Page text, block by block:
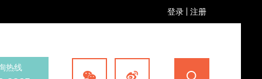
注册
登录
热线